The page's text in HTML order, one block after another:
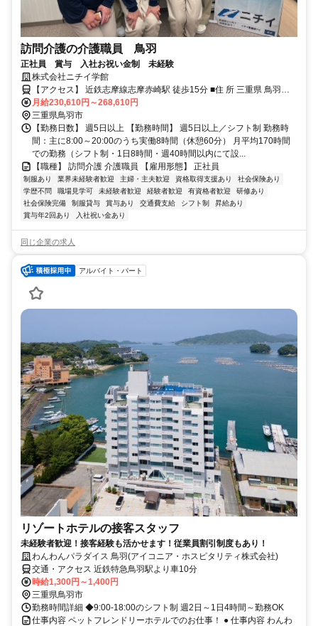
訪問介護の介護職員 鳥羽
正社員 賞与 入社お祝い金制 未経験
株式会社ニチイ学館
【アクセス】 近鉄志摩線志摩赤崎駅 徒歩15分 ■住 所 三重県 鳥羽市
大明東町1番6号開発公社管理棟2階 ■アクセス 近鉄志摩線志摩赤崎駅
徒歩15分
月給230,610円～268,610円
三重県鳥羽市
【勤務日数】 週5日以上 【勤務時間】 週5日以上／シフト制 勤務時
間：主に8:00～20:00のうち実働8時間（休憩60分） 月平均170時間
での勤務（シフト制・1日8時間・週40時間以内にて設...
【職種】 訪問介護 介護職員 【雇用形態】 正社員
制服あり 業界未経験者歓迎 主婦・主夫歓迎 資格取得支援あり
社会保険あり
学歴不問
職場見学可 未経験者歓迎 経験者歓迎 有資格者歓迎
研修あり
社会保険完備
制服貸与 賞与あり 交通費支給 シフト制
昇給あり
賞与年2回あり
入社祝い金あり
同じ企業の求人
アルバイト・パート
リゾートホテルの接客スタッフ
未経験者歓迎！接客経験も活かせます！従業員割引制度もあり！
わんわんパラダイス 鳥羽(アイコニア・ホスピタリティ株式会社)
交通・アクセス 近鉄特急鳥羽駅より車10分
時給1,300円～1,400円
三重県鳥羽市
勤務時間詳細 ◆9:00-18:00のシフト制 週2日～1日4時間～勤務OK
仕事内容 ペットフレンドリーホテルでのお仕事！ ● 仕事内容 わんわ